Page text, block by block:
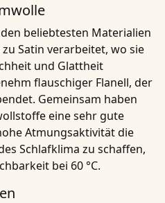
beliebtesten Materialien
Satin verarbeitet, wo sie
und Glattheit
flauschiger Flanell, der
Gemeinsam haben
eine sehr gute
Atmungsaktivität die
Schlafklima zu schaffen,
bei 60 °C.